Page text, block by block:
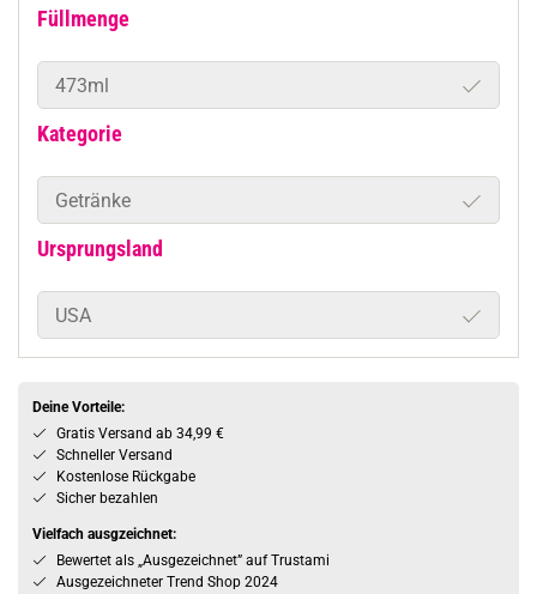
Füllmenge
473ml
Kategorie
Getränke
Ursprungsland
USA
Deine Vorteile:
Gratis Versand ab 34,99 €
Schneller Versand
Kostenlose Rückgabe
Sicher bezahlen
Vielfach ausgzeichnet:
Bewertet als „Ausgezeichnet” auf Trustami
Ausgezeichneter Trend Shop 2024